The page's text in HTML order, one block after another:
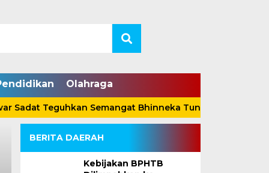
Olahraga
Teguhkan Semangat Bhinneka Tunggal Ika Lewat
BERITA DAERAH
Kebijakan BPHTB